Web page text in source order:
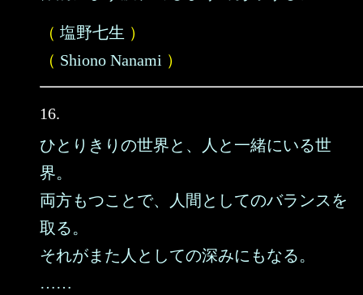
（ 塩野七生 ）
（ Shiono Nanami ）
16.
ひとりきりの世界と、人と一緒にいる世
界。
両方もつことで、人間としてのバランスを
取る。
それがまた人としての深みにもなる。
……